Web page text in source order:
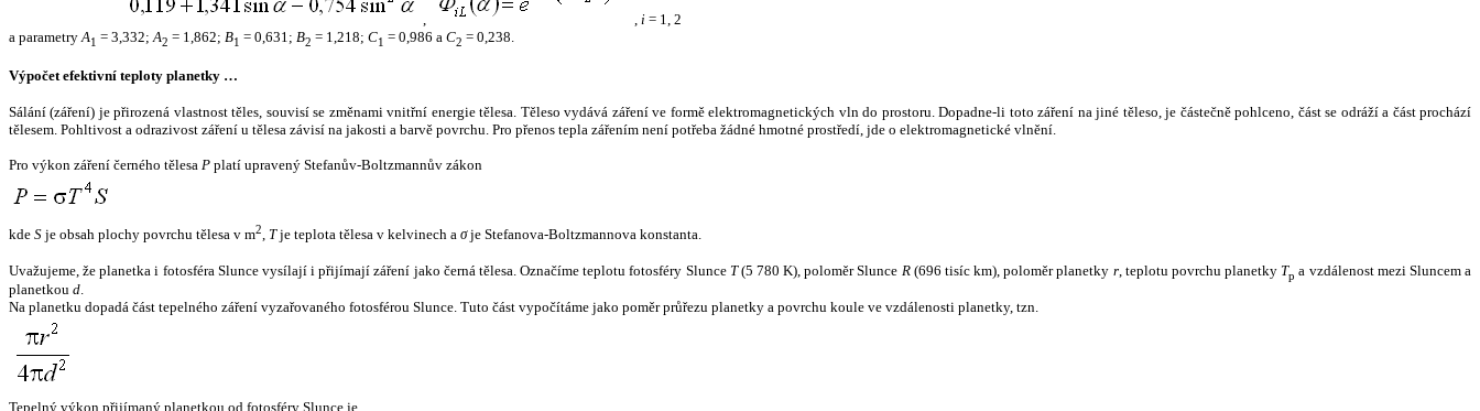
, , i = 1, 2
a parametryA1 = 3,332;A2 = 1,862; B1 = 0,631; B2 = 1,218; C1 = 0,986 a C2 = 0,238.
Výpočet efektivní teploty planetky …
Sálání (záření) je přirozená vlastnost těles, souvisí se změnami vnitřní energie tělesa. Těleso vydává záření ve formě elektromagnetických vln do prostoru. Dopadne-li toto záření na jiné těleso, je částečně pohlceno, část se odráží a část prochází
tělesem. Pohltivost a odrazivost záření u tělesa závisí na jakosti a barvě povrchu. Pro přenos tepla zářením není potřeba žádné hmotné prostředí, jde o elektromagnetické vlnění.
Pro výkon záření černého tělesa P platí upravený Stefanův-Boltzmannův zákon
kde S je obsah plochy povrchu tělesa v m2, Tje teplota tělesa v kelvinech a σje Stefanova-Boltzmannova konstanta.
Uvažujeme, že planetka i fotosféra Slunce vysílají i přijímají záření jako černá tělesa. Označíme teplotu fotosféry Slunce T(5 780 K), poloměr Slunce R(696 tisíc km), poloměr planetky r, teplotu povrchu planetky Tp a vzdálenost mezi Sluncem a
planetkou d.
Na planetku dopadá část tepelného záření vyzařovaného fotosférou Slunce. Tuto část vypočítáme jako poměr průřezu planetky a povrchu koule ve vzdálenosti planetky, tzn.
Tepelný výkon přijímaný planetkou od fotosféry Slunce je